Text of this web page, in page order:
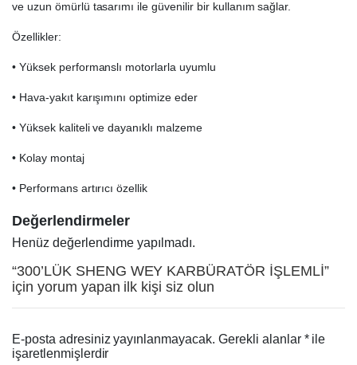
ve uzun ömürlü tasarımı ile güvenilir bir kullanım sağlar.
Özellikler:
• Yüksek performanslı motorlarla uyumlu
• Hava-yakıt karışımını optimize eder
• Yüksek kaliteli ve dayanıklı malzeme
• Kolay montaj
• Performans artırıcı özellik
Değerlendirmeler
Henüz değerlendirme yapılmadı.
“300’LÜK SHENG WEY KARBÜRATÖR İŞLEMLİ”
için yorum yapan ilk kişi siz olun
E-posta adresiniz yayınlanmayacak. Gerekli alanlar *ile
işaretlenmişlerdir